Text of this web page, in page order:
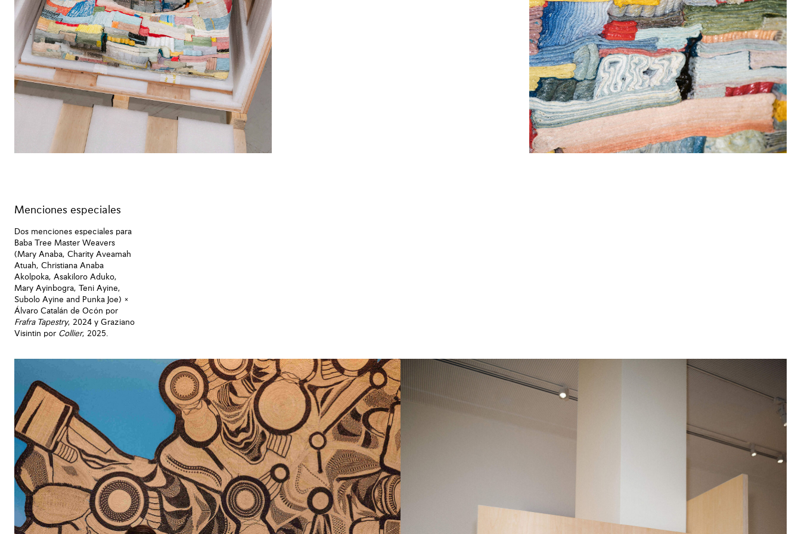
Menciones especiales
Dos menciones especiales para
Baba Tree Master Weavers
(Mary Anaba, Charity Aveamah
Atuah, Christiana Anaba
Akolpoka, Asakiloro Aduko,
Mary Ayinbogra, Teni Ayine,
Subolo Ayine and Punka Joe) ×
Álvaro Catalán de Ocón por
Frafra Tapestry, 2024 y Graziano
Visintin por Collier, 2025.